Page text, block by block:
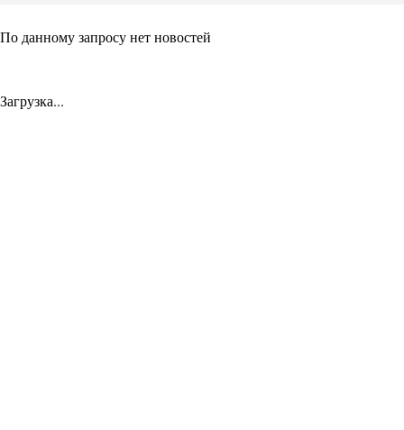
По данному запросу нет новостей
Загрузка...